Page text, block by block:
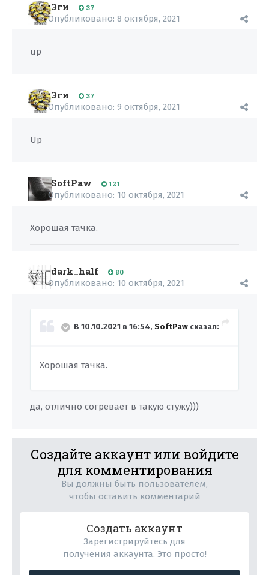
Эги 37
Опубликовано: 8 октября, 2021
up
Эги 37
Опубликовано: 9 октября, 2021
Up
SoftPaw 121
Опубликовано: 10 октября, 2021
Хорошая тачка.
dark_half 80
Опубликовано: 10 октября, 2021
В 10.10.2021 в 16:54, SoftPaw сказал:
Хорошая тачка.
да, отлично согревает в такую стужу)))
Создайте аккаунт или войдите
для комментирования
Вы должны быть пользователем,
чтобы оставить комментарий
Создать аккаунт
Зарегистрируйтесь для
получения аккаунта. Это просто!